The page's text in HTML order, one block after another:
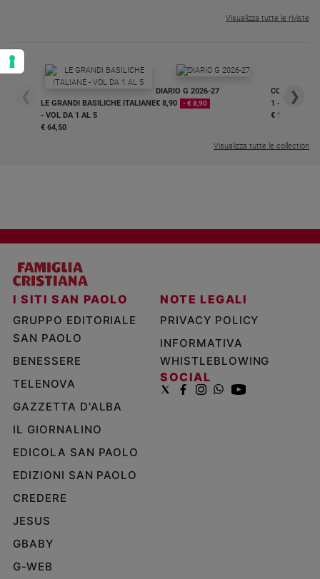
Visualizza tutte le riviste
❮
LE GRANDI BASILICHE ITALIANE
- VOL DA 1 AL 5
€ 64,50
DIARIO G 2026-27
€ 8,90
- € 8,90
COLLANA
1 - 2
€ 18,50
❯
Visualizza tutte le collection
I SITI SAN PAOLO
GRUPPO EDITORIALE
SAN PAOLO
BENESSERE
TELENOVA
GAZZETTA D'ALBA
IL GIORNALINO
EDICOLA SAN PAOLO
EDIZIONI SAN PAOLO
CREDERE
JESUS
GBABY
G-WEB
NOTE LEGALI
PRIVACY POLICY
INFORMATIVA
WHISTLEBLOWING
SOCIAL